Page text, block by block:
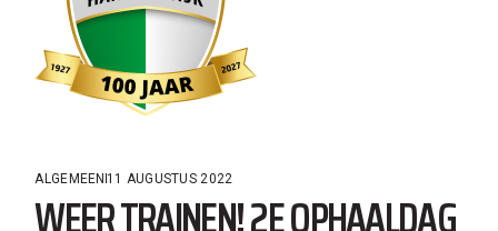
ALGEMEEN 11 AUGUSTUS 2022